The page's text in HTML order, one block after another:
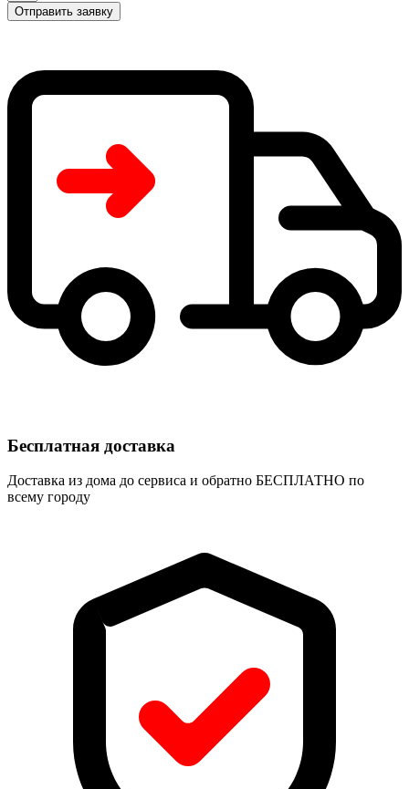
Отправить заявку
Бесплатная доставка
Доставка из дома до сервиса и обратно БЕСПЛАТНО по
всему городу